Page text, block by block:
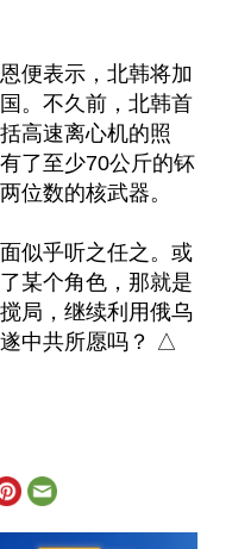
便表示，北韩将加
。不久前，北韩首
高速离心机的照
了至少70公斤的钚
位数的核武器。
似乎听之任之。或
某个角色，那就是
局，继续利用俄乌
中共所愿吗？ △